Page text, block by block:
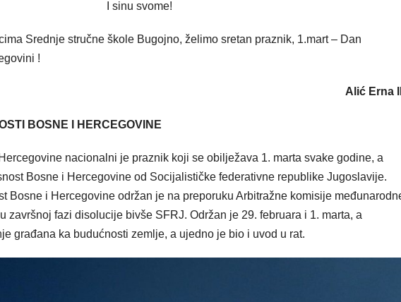
I sinu svome!
Srednje stručne škole Bugojno, želimo sretan praznik, 1.mart – Dan
!
Alić Erna
BOSNE I HERCEGOVINE
nacionalni je praznik koji se obilježava 1. marta svake godine, a
Bosne i Hercegovine od Socijalističke federativne republike Jugoslavije.
Bosne i Hercegovine održan je na preporuku Arbitražne komisije
završnoj fazi disolucije bivše SFRJ. Održan je 29. februara i 1. marta, a
građana ka budućnosti zemlje, a ujedno je bio i uvod u rat.